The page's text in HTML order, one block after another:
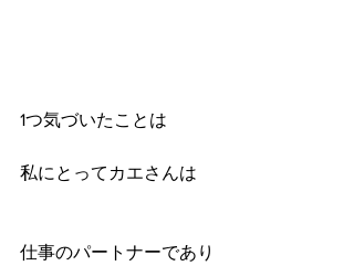
1つ気づいたことは
私にとってカエさんは
仕事のパートナーであり